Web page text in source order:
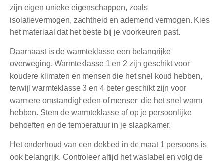
zijn eigen unieke eigenschappen, zoals
isolatievermogen, zachtheid en ademend vermogen. Kies
het materiaal dat het beste bij je voorkeuren past.
Daarnaast is de warmteklasse een belangrijke
overweging. Warmteklasse 1 en 2 zijn geschikt voor
koudere klimaten en mensen die het snel koud hebben,
terwijl warmteklasse 3 en 4 beter geschikt zijn voor
warmere omstandigheden of mensen die het snel warm
hebben. Stem de warmteklasse af op je persoonlijke
behoeften en de temperatuur in je slaapkamer.
Het onderhoud van een dekbed in de maat 1 persoons is
ook belangrijk. Controleer altijd het waslabel en volg de